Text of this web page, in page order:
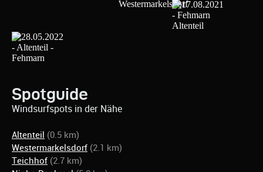
Spotguide
Windsurfspots in der Nähe
Altenteil (0.5 km)
Westermarkelsdorf (2.1 km)
Teichhof (2.7 km)